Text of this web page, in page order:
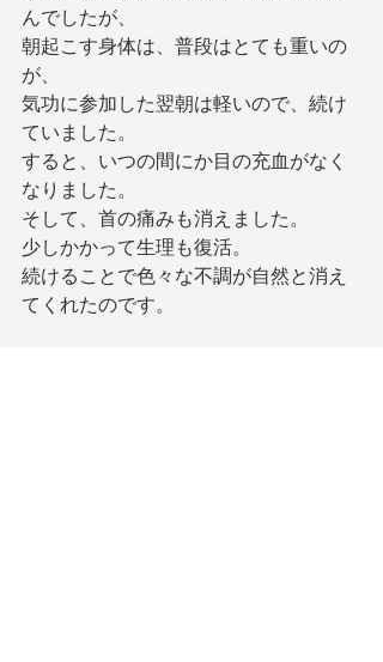
んでしたが、
朝起こす身体は、普段はとても重いの
が、
気功に参加した翌朝は軽いので、続け
ていました。
すると、いつの間にか目の充血がなく
なりました。
そして、首の痛みも消えました。
少しかかって生理も復活。
続けることで色々な不調が自然と消え
てくれたのです。